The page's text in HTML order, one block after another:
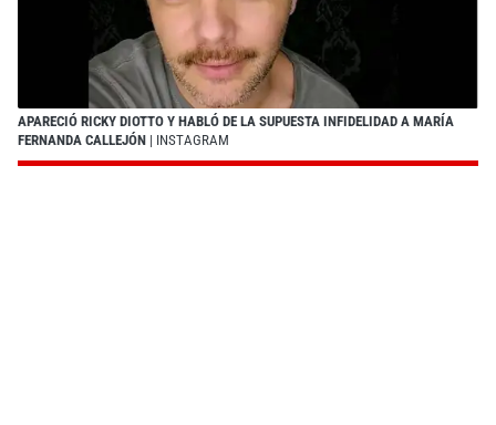
APARECIÓ RICKY DIOTTO Y HABLÓ DE LA SUPUESTA INFIDELIDAD A MARÍA
FERNANDA CALLEJÓN | INSTAGRAM